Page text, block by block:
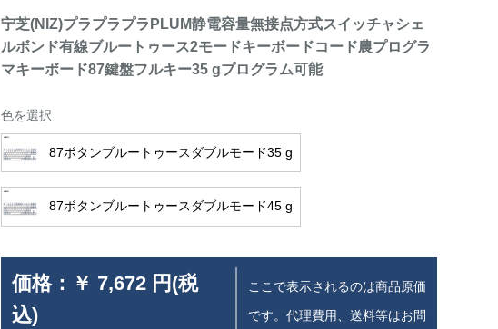
宁芝(NIZ)プラプラプラPLUM静電容量無接点方式スイッチャシェ
ルボンド有線ブルートゥース2モードキーボードコード農プログラ
マキーボード87鍵盤フルキー35 gプログラム可能
色を選択
87ボタンブルートゥースダブルモード35 g
87ボタンブルートゥースダブルモード45 g
価格： ￥ 7,672 円(税
込)
ここで表示されるのは商品原価
です。代理費用、送料等はお問